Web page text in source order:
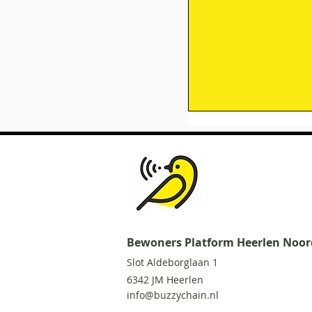
Muziekschool
Bewoners Platform Heerlen
Slot Aldeborglaan 1
6342 JM Heerlen
info@buzzychain.nl